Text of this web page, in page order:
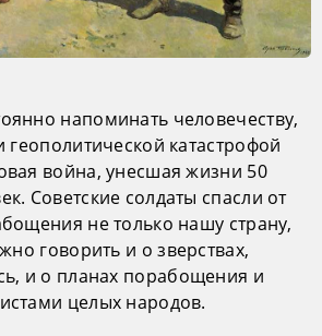
напоминать человечеству,
геополитической катастрофой
война, унесшая жизни 50
Советские солдаты спасли от
не только нашу страну,
говорить и о зверствах,
и о планах порабощения и
целых народов.